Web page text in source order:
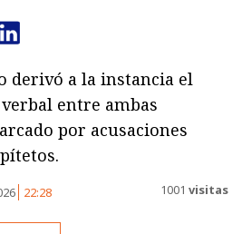
derivó a la instancia el
entre ambas
por acusaciones
22:28 1001 visitas